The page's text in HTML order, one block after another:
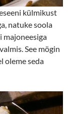
külmikust
natuke soola
majoneesiga
See mögin
oleme seda